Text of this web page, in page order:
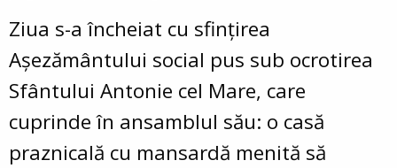
Ziua s-a încheiat cu sfințirea
Așezământului social pus sub ocrotirea
Sfântului Antonie cel Mare, care
cuprinde în ansamblul său: o casă
praznicală cu mansardă menită să